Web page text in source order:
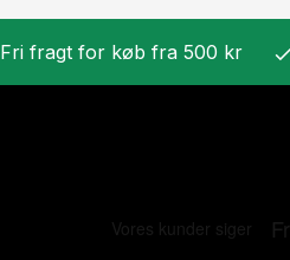
Fri fragt for køb fra 500 kr check